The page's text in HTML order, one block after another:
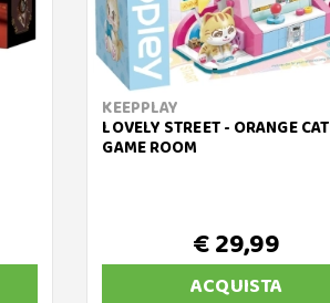
KEEPPLAY
LOVELY STREET - ORANGE CAT
GAME ROOM
€ 29,99
ACQUISTA